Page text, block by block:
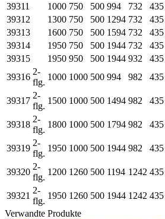
39311
1000 750 500 994 732 435
39312
1300 750 500 1294 732 435
39313
1600 750 500 1594 732 435
39314
1950 750 500 1944 732 435
39315
1950 950 500 1944 932 435
39316
2-
flg.
1000 1000 500 994 982 435
39317
2-
flg.
1500 1000 500 1494 982 435
39318
2-
flg.
1800 1000 500 1794 982 435
39319
2-
flg.
1950 1000 500 1944 982 435
39320
2-
flg.
1200 1260 500 1194 1242 435
39321
2-
flg.
1950 1260 500 1944 1242 435
Verwandte Produkte